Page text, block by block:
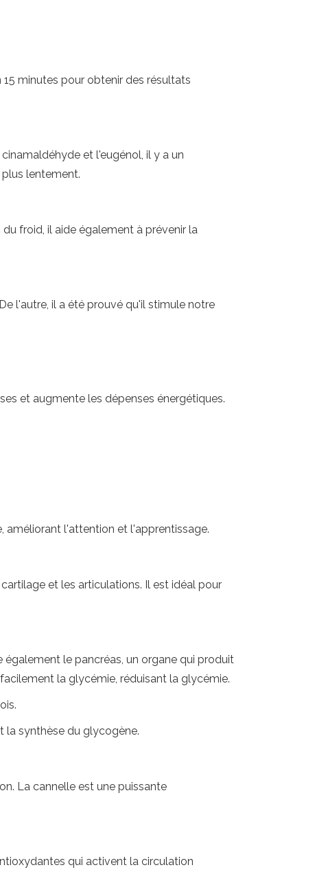
minutes pour obtenir des résultats
et l'eugénol, il y a un
lentement.
froid, il aide également à prévenir la
l'autre, il a été prouvé qu'il stimule notre
et augmente les dépenses énergétiques.
améliorant l'attention et l'apprentissage.
et les articulations. Il est idéal pour
le pancréas, un organe qui produit
la glycémie, réduisant la glycémie.
la synthèse du glycogène.
La cannelle est une puissante
qui activent la circulation